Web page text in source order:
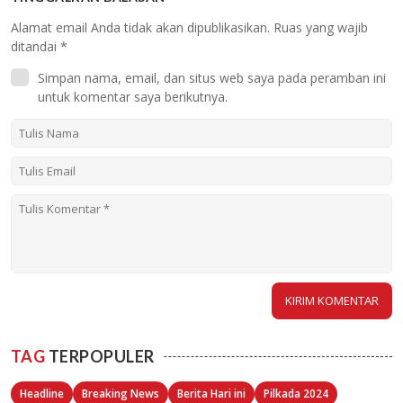
Alamat email Anda tidak akan dipublikasikan. Ruas yang wajib
ditandai *
Simpan nama, email, dan situs web saya pada peramban ini
untuk komentar saya berikutnya.
TAG TERPOPULER
Headline Breaking News Berita Hari ini Pilkada 2024